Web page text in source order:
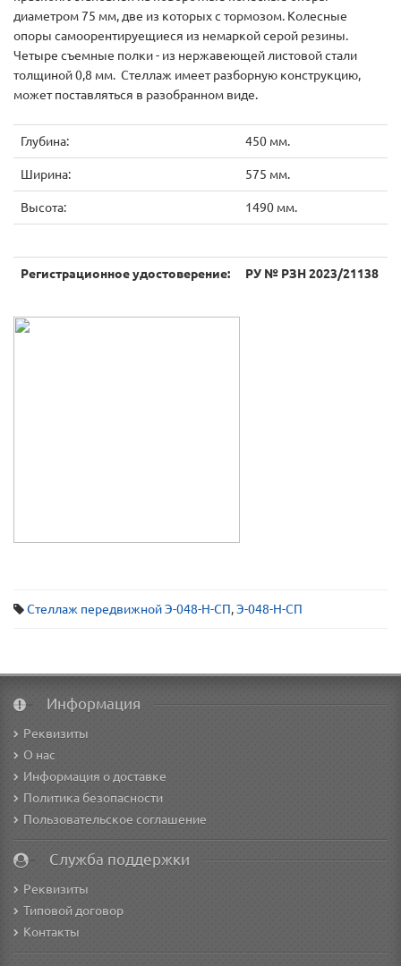
диаметром 75 мм, две из которых с тормозом. Колесные
опоры самоорентируещиеся из немаркой серой резины.
Четыре съемные полки - из нержавеющей листовой стали
толщиной 0,8 мм. Стеллаж имеет разборную конструкцию,
может поставляться в разобранном виде.
Глубина: 450 мм.
Ширина: 575 мм.
Высота: 1490 мм.
Регистрационное удостоверение: РУ № РЗН 2023/21138
Стеллаж передвижной Э-048-Н-СП,Э-048-Н-СП
Информация
Реквизиты
О нас
Информация о доставке
Политика безопасности
Пользовательское соглашение
Служба поддержки
Реквизиты
Типовой договор
Контакты